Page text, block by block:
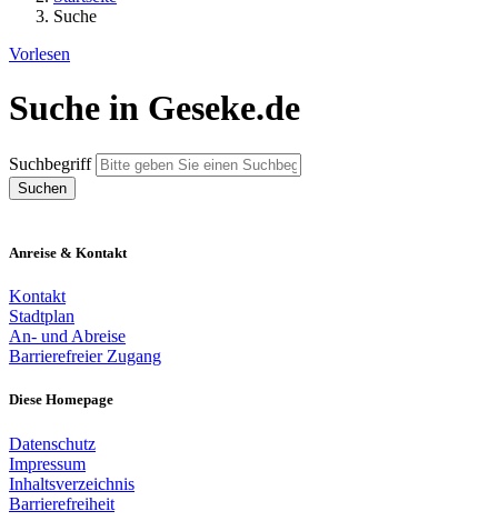
Suche
Vorlesen
Suche in Geseke.de
Suchbegriff
Anreise & Kontakt
Kontakt
Stadtplan
An- und Abreise
Barrierefreier Zugang
Diese Homepage
Datenschutz
Impressum
Inhaltsverzeichnis
Barrierefreiheit